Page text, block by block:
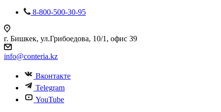
8-800-500-30-95
г. Бишкек, ул.Грибоедова, 10/1, офис 39
info@conteria.kz
Вконтакте
Telegram
YouTube